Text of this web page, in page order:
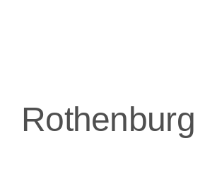
Rothenburg